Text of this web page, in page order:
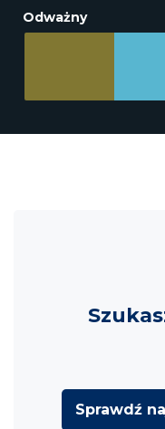
Odważny
Sprawdź